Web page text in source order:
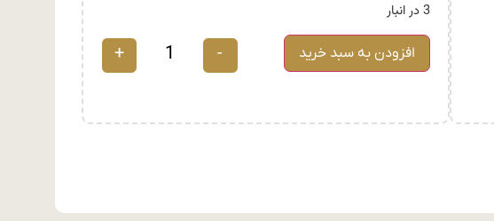
3 در انبار
-
+ افزودن به سبد خرید